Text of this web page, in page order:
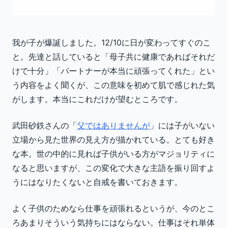
我が子が爆誕しました。12/10に日が変わってすぐのこ
と。先達と話していると「母子共に健康であればそれだ
けで十分」「パートナーが本当に頑張ってくれた」とい
う内容をよく聞くが、この意味を初めて肌で感じれた気
がします。本当にこれだけが望むところです。
武田砂鉄さんの「父ではありませんが 」には子がいない
立場から見た世界の見え方が描かれている。とても好き
な本。世の中的に見れば子供がいる方がマジョリティに
なると思いますが、この変化で大きな主語を振り回すよ
うにはなりたくないと自戒を書いておきます。
よく子供のためなら仕事を頑張れるというが、今のとこ
ろあまりそういう気持ちにはならない。仕事はそれ単体